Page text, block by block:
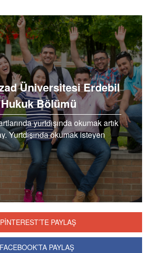
Üniversitesi Erdebil
Hukuk Bölümü
yurtdışında okumak artık
Yurtdışında okumak isteyen
öncelikli olan okumak istedikleri
bölümü…
PAYLAŞ
FACEBOOK’TA PAYLAŞ